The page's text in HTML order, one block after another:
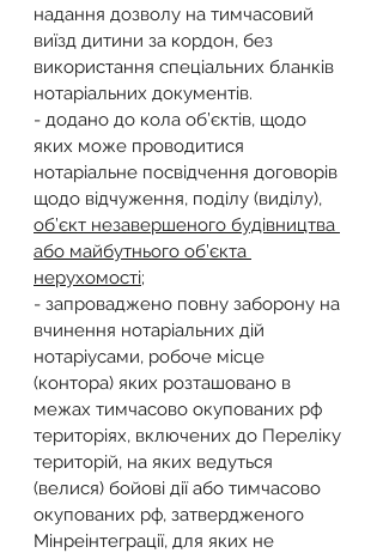
надання дозволу на тимчасовий
виїзд дитини за кордон, без
використання спеціальних бланків
нотаріальних документів.
- додано до кола об’єктів, щодо
яких може проводитися
нотаріальне посвідчення договорів
щодо відчуження, поділу (виділу),
об’єкт незавершеного будівництва
або майбутнього об’єкта
нерухомості;
- запроваджено повну заборону на
вчинення нотаріальних дій
нотаріусами, робоче місце
(контора) яких розташовано в
межах тимчасово окупованих рф
територіях, включених до Переліку
територій, на яких ведуться
(велися) бойові дії або тимчасово
окупованих рф, затвердженого
Мінреінтеграції, для яких не